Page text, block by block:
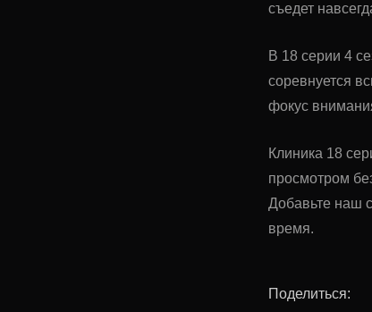
съедет
В 18 серии 4
соревнуется
фокус
Клиника 18
просмотром
Добавьте наш
время.
Поделиться: